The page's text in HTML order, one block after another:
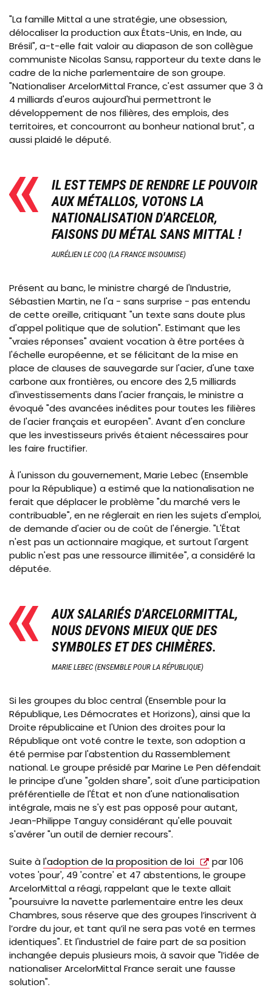
"La famille Mittal a une stratégie, une obsession,
délocaliser la production aux États-Unis, en Inde, au
Brésil", a-t-elle fait valoir au diapason de son collègue
communiste Nicolas Sansu, rapporteur du texte dans le
cadre de la niche parlementaire de son groupe.
"Nationaliser ArcelorMittal France, c'est assumer que 3 à
4 milliards d'euros aujourd'hui permettront le
développement de nos filières, des emplois, des
territoires, et concourront au bonheur national brut", a
aussi plaidé le député.
IL EST TEMPS DE RENDRE LE POUVOIR
AUX MÉTALLOS, VOTONS LA
NATIONALISATION D'ARCELOR,
FAISONS DU MÉTAL SANS MITTAL !
AURÉLIEN LE COQ (LA FRANCE INSOUMISE)
Présent au banc, le ministre chargé de l'Industrie,
Sébastien Martin, ne l'a - sans surprise - pas entendu
de cette oreille, critiquant "un texte sans doute plus
d'appel politique que de solution". Estimant que les
"vraies réponses" avaient vocation à être portées à
l'échelle européenne, et se félicitant de la mise en
place de clauses de sauvegarde sur l'acier, d'une taxe
carbone aux frontières, ou encore des 2,5 milliards
d'investissements dans l'acier français, le ministre a
évoqué "des avancées inédites pour toutes les filières
de l'acier français et européen". Avant d'en conclure
que les investisseurs privés étaient nécessaires pour
les faire fructifier.
À l'unisson du gouvernement, Marie Lebec (Ensemble
pour la République) a estimé que la nationalisation ne
ferait que déplacer le problème "du marché vers le
contribuable", en ne réglerait en rien les sujets d'emploi,
de demande d'acier ou de coût de l'énergie. "L'État
n'est pas un actionnaire magique, et surtout l'argent
public n'est pas une ressource illimitée", a considéré la
députée.
AUX SALARIÉS D'ARCELORMITTAL,
NOUS DEVONS MIEUX QUE DES
SYMBOLES ET DES CHIMÈRES.
MARIE LEBEC (ENSEMBLE POUR LA RÉPUBLIQUE)
Si les groupes du bloc central (Ensemble pour la
République, Les Démocrates et Horizons), ainsi que la
Droite républicaine et l'Union des droites pour la
République ont voté contre le texte, son adoption a
été permise par l'abstention du Rassemblement
national. Le groupe présidé par Marine Le Pen défendait
le principe d'une "golden share", soit d'une participation
préférentielle de l'État et non d'une nationalisation
intégrale, mais ne s'y est pas opposé pour autant,
Jean-Philippe Tanguy considérant qu'elle pouvait
s'avérer "un outil de dernier recours".
Suite à l'adoption de la proposition de loi
par 106
votes 'pour', 49 'contre' et 47 abstentions, le groupe
ArcelorMittal a réagi, rappelant que le texte allait
"poursuivre la navette parlementaire entre les deux
Chambres, sous réserve que des groupes l’inscrivent à
l’ordre du jour, et tant qu’il ne sera pas voté en termes
identiques". Et l'industriel de faire part de sa position
inchangée depuis plusieurs mois, à savoir que "l’idée de
nationaliser ArcelorMittal France serait une fausse
solution".